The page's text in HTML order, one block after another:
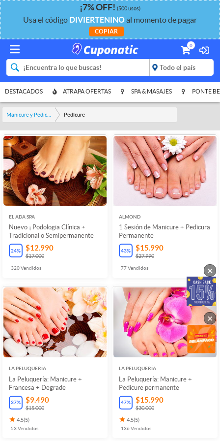
¡7%OFF! (500 usos)
Usa el código DIVIERTENINOal momento de pagar
COPIAR
0
DESTACADOS ATRAPA OFERTAS SPA & MASAJES PONTE
Pedicure
EL ADA SPA
Nuevo ¡ Podologia Clínica +
Tradicional o Semipermanente
24% $12.990
$17.000
320Vendidos
ALMOND
1 Sesión de Manicure + Pedicura
Permanente
43% $15.990
$27.990
77Vendidos
LA PELUQUERÍA
La Peluquería: Manicure +
Francesa + Degrade
37% $9.490
$15.000
4.5(5)
53Vendidos
LA PELUQUERÍA
La Peluquería: Manicure +
Pedicure permanente
47% $15.990
$30.000
4.5(5)
136Vendidos
×
×